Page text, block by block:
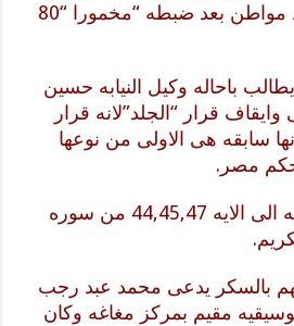
قرار وكيل النيابه بجلد مواطن بعد ضبطه “مخمورا “80
باحاله وكيل النيابه حسين
قرار “الجلد”لانه قرار
سابقه هى الاولى من نوعها
مصر.
حيث استند وكيل النيابه الى الايه 44,45,47 من سوره
بالسكر يدعى محمد عبد رجب
مقيم بمركز مغاغه وكان